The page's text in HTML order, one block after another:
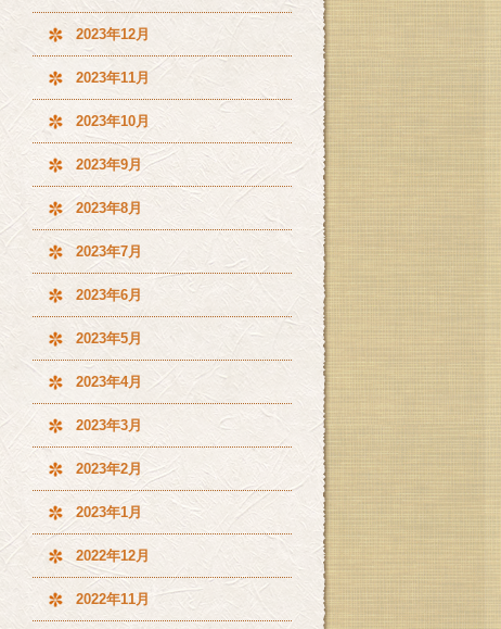
2023年12月
2023年11月
2023年10月
2023年9月
2023年8月
2023年7月
2023年6月
2023年5月
2023年4月
2023年3月
2023年2月
2023年1月
2022年12月
2022年11月